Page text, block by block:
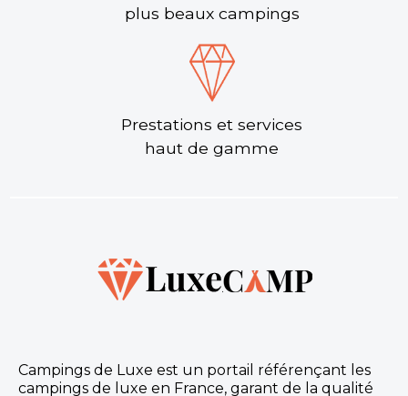
plus beaux campings
Prestations et services
haut de gamme
Campings de Luxe est un portail référençant les
campings de luxe en France, garant de la qualité